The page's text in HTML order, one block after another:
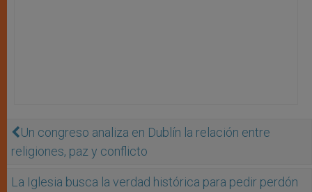
Un congreso analiza en Dublín la relación entre
religiones, paz y conflicto
La Iglesia busca la verdad histórica para pedir perdón